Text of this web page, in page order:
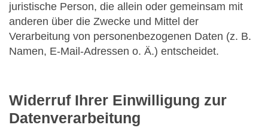
juristische Person, die allein oder gemeinsam mit
anderen über die Zwecke und Mittel der
Verarbeitung von personenbezogenen Daten (z. B.
Namen, E-Mail-Adressen o. Ä.) entscheidet.
Widerruf Ihrer Einwilligung zur
Datenverarbeitung